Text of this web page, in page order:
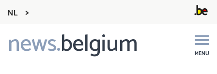
NL
news.belgium MENU
Main
navigation